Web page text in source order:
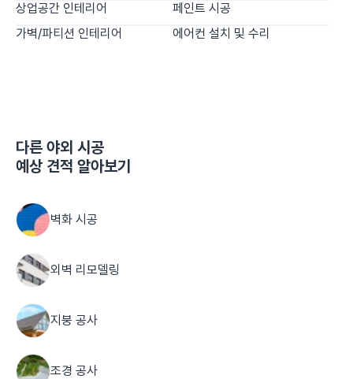
상업공간 인테리어
페인트 시공
가벽/파티션 인테리어
에어컨 설치 및 수리
다른 야외 시공
예상 견적 알아보기
벽화 시공
외벽 리모델링
지붕 공사
조경 공사